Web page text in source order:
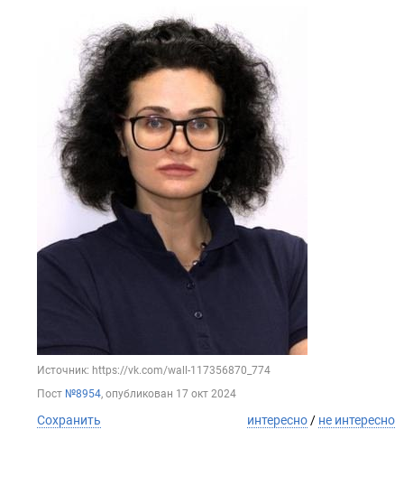
Источник: https://vk.com/wall-117356870_774
Пост №8954, опубликован 17 окт 2024
Сохранить интересно / не интересно